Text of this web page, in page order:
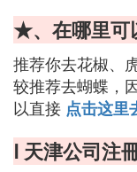
★、在哪里可
推荐你去花椒、
较推荐去蝴蝶，
以直接 点击这里
Ⅰ 天津公司注